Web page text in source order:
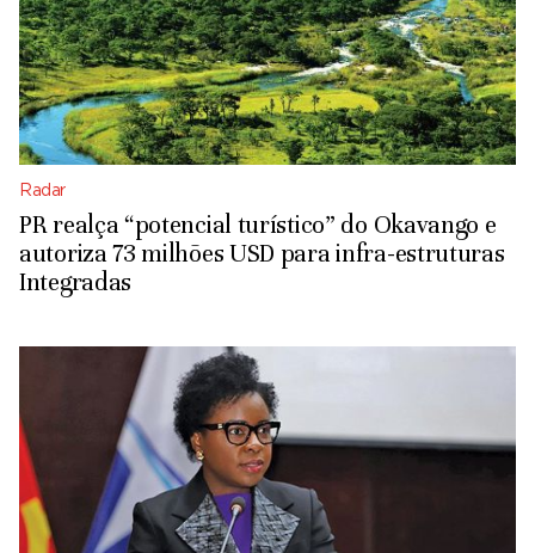
Radar
PR realça “potencial turístico” do Okavango e
autoriza 73 milhões USD para infra-estruturas
Integradas